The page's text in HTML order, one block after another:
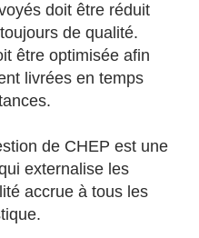
doit être réduit
de qualité.
être optimisée afin
livrées en temps
de CHEP est une
externalise les
accrue à tous les